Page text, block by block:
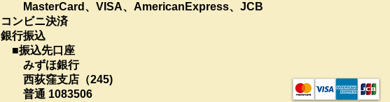
MasterCard、VISA、AmericanExpress、JCB
コンビニ決済
銀行振込
■振込先口座
みずほ銀行
西荻窪支店（245)
普通 1083506